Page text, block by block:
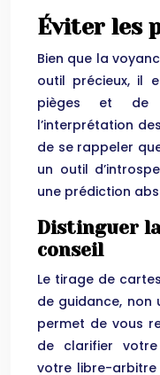
Éviter les
Bien que la
outil précieux, il
pièges et de
l’interprétation
de se rappeler
un outil
une prédiction
Distinguer
conseil
Le tirage de
de guidance, non
permet de vous
de clarifier votre
votre libre-